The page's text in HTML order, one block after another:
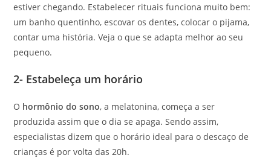
estiver chegando. Estabelecer rituais funciona muito bem:
um banho quentinho, escovar os dentes, colocar o pijama,
contar uma história. Veja o que se adapta melhor ao seu
pequeno.
2- Estabeleça um horário
O hormônio do sono, a melatonina, começa a ser
produzida assim que o dia se apaga. Sendo assim,
especialistas dizem que o horário ideal para o descaço de
crianças é por volta das 20h.